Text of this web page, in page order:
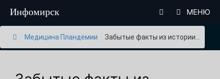
содержимому
Инфомирск МЕНЮ
Медицина Пландемии Забытые факты из истории...